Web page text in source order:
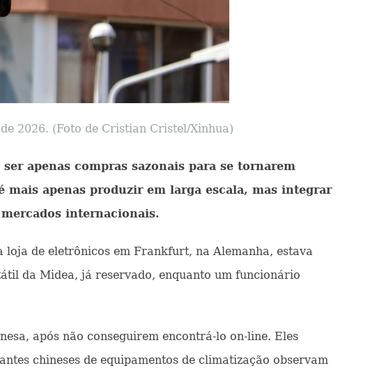
2026. (Foto de Cristian Cristel/Xinhua)
apenas compras sazonais para se tornarem
mais apenas produzir em larga escala, mas integrar
internacionais.
de eletrônicos em Frankfurt, na Alemanha, estava
da Midea, já reservado, enquanto um funcionário
após não conseguirem encontrá-lo on-line. Eles
chineses de equipamentos de climatização observam